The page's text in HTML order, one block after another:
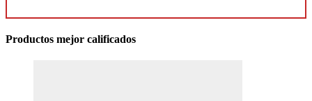
Productos mejor calificados